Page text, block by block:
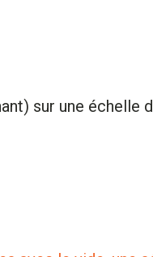
sur une échelle